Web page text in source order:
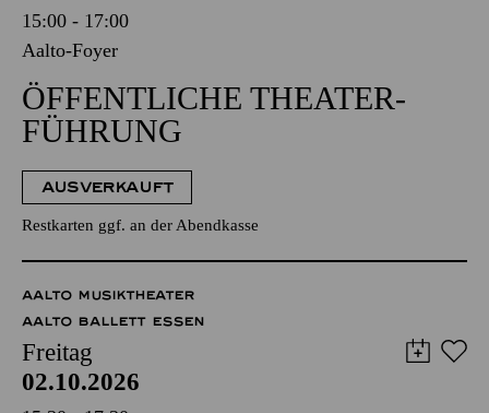
15:00 - 17:00
Aalto-Foyer
ÖFFENTLICHE THEATER­
FÜHRUNG
AUSVERKAUFT
Restkarten ggf. an der Abendkasse
AALTO MUSIKTHEATER
AALTO BALLETT ESSEN
Freitag
02.10.2026